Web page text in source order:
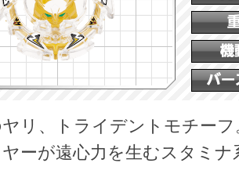
リ、トライデントモチー
ーが遠心力を生むスタミナ